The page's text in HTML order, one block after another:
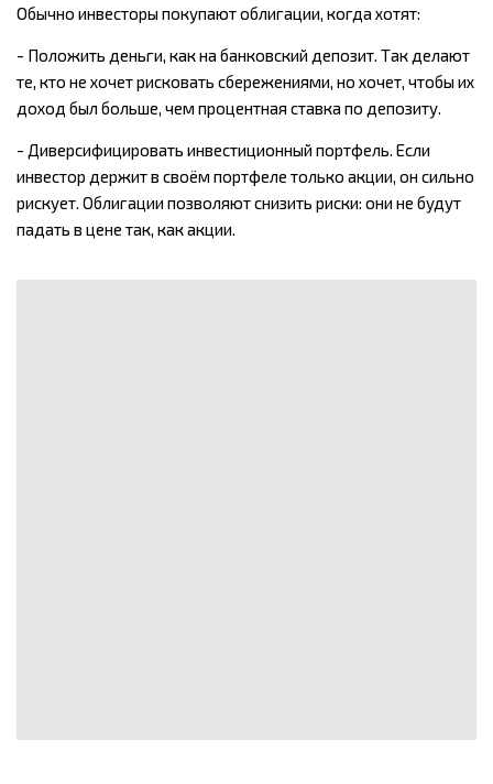
Обычно инвесторы покупают облигации, когда хотят:
- Положить деньги, как на банковский депозит. Так делают
те, кто не хочет рисковать сбережениями, но хочет, чтобы их
доход был больше, чем процентная ставка по депозиту.
- Диверсифицировать инвестиционный портфель. Если
инвестор держит в своём портфеле только акции, он сильно
рискует. Облигации позволяют снизить риски: они не будут
падать в цене так, как акции.